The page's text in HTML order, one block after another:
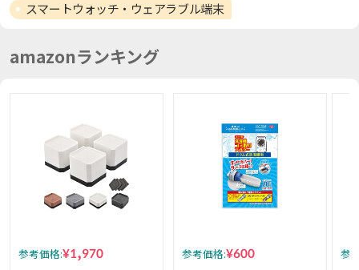
スマートウォッチ・ウェアラブル端末
amazonランキング
参考価格:¥1,970 参考価格:¥600 参